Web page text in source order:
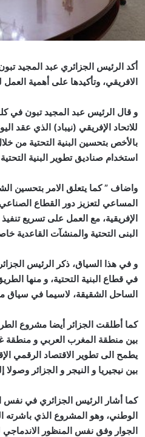
أكد الرئيس الجزائري عبد المجيد
الافريقي، وتأكيدها على أهمية
للاتحاد الإفريقي (نيباد) الذي عقد
بالأخص بتحسين البنية التحتية من
استخدام صناديق تطوير البنية
واضاف ” كما يتعلق الامر بتحسين
المساعي لتعزيز دور القطاع
الإفريقية، مع العمل على تسريع تنفيذ
البنى التحتية والمنشآت القاعدية
و في هذا السياق، ذكر الرئيس
في قطاع البنية التحتية، و منها
الساحل الشقيقة، لاسيما في سياق
كما أطلقت الجزائر أيضا مشروع
بين منطقة المغرب العربي و منطقة
يطمح الى تطوير الاقتصاد الرقمي
بين نيجيريا و النيجر و الجزائر وصولا
كما أشار الرئيس الجزائري في نفس
الوطني، وهو المشروع الذي باشرته
الجوار وفق نفس المنظور الاندماجي